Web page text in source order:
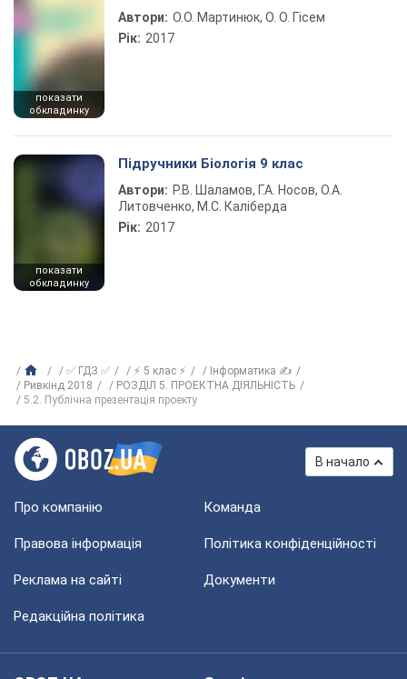
показати
обкладинку
Автори: О.О. Мартинюк, О. О. Гісем
Рік: 2017
показати
обкладинку
Підручники Біологія 9 клас
Автори: Р.В. Шаламов, Г.А. Носов, О.А.
Литовченко, М.С. Каліберда
Рік: 2017
✅ ГДЗ ✅ ⚡ 5 клас ⚡
Інформатика ✍
Ривкінд 2018
РОЗДІЛ 5. ПРОЕКТНА ДІЯЛЬНІСТЬ
5.2. Публічна презентація проекту
В начало
Про компанію Команда
Правова інформація Політика конфіденційності
Реклама на сайті Документи
Редакційна політика